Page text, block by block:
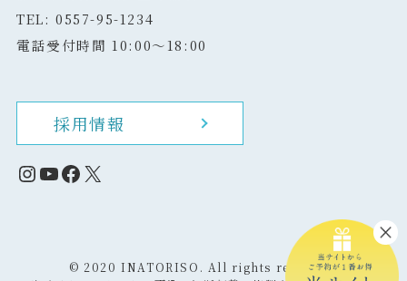
TEL: 0557-95-1234
電話受付時間 10:00～18:00
採用情報
Instagram
YouTube
Facebook
X
© 2020 INATORISO. All rights reserved.